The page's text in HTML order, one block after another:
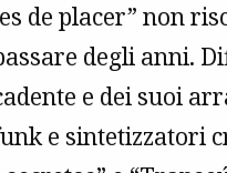
de placer” non
degli anni.
e dei suoi
e sintetizzatori